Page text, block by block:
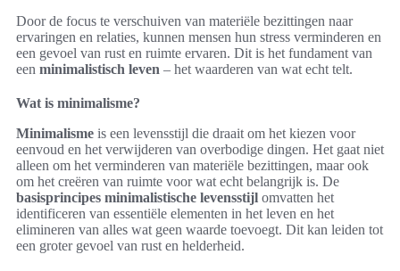
Door de focus te verschuiven van materiële bezittingen naar
ervaringen en relaties, kunnen mensen hun stress verminderen en
een gevoel van rust en ruimte ervaren. Dit is het fundament van
een minimalistisch leven – het waarderen van wat echt telt.
Wat is minimalisme?
Minimalisme is een levensstijl die draait om het kiezen voor
eenvoud en het verwijderen van overbodige dingen. Het gaat niet
alleen om het verminderen van materiële bezittingen, maar ook
om het creëren van ruimte voor wat echt belangrijk is. De
basisprincipes minimalistische levensstijl omvatten het
identificeren van essentiële elementen in het leven en het
elimineren van alles wat geen waarde toevoegt. Dit kan leiden tot
een groter gevoel van rust en helderheid.